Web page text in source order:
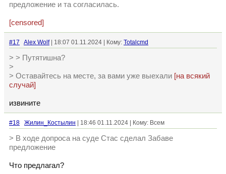
предложение и та согласилась.
[censored]
#17 Alex Wolf| 18:07 01.11.2024 | Кому: Totalcmd
> > Путятишна?
>
> Оставайтесь на месте, за вами уже выехали [на всякий
случай]
извините
#18 Жилин_Костылин | 18:46 01.11.2024 | Кому: Всем
> В ходе допроса на суде Стас сделал Забаве
предложение
Что предлагал?